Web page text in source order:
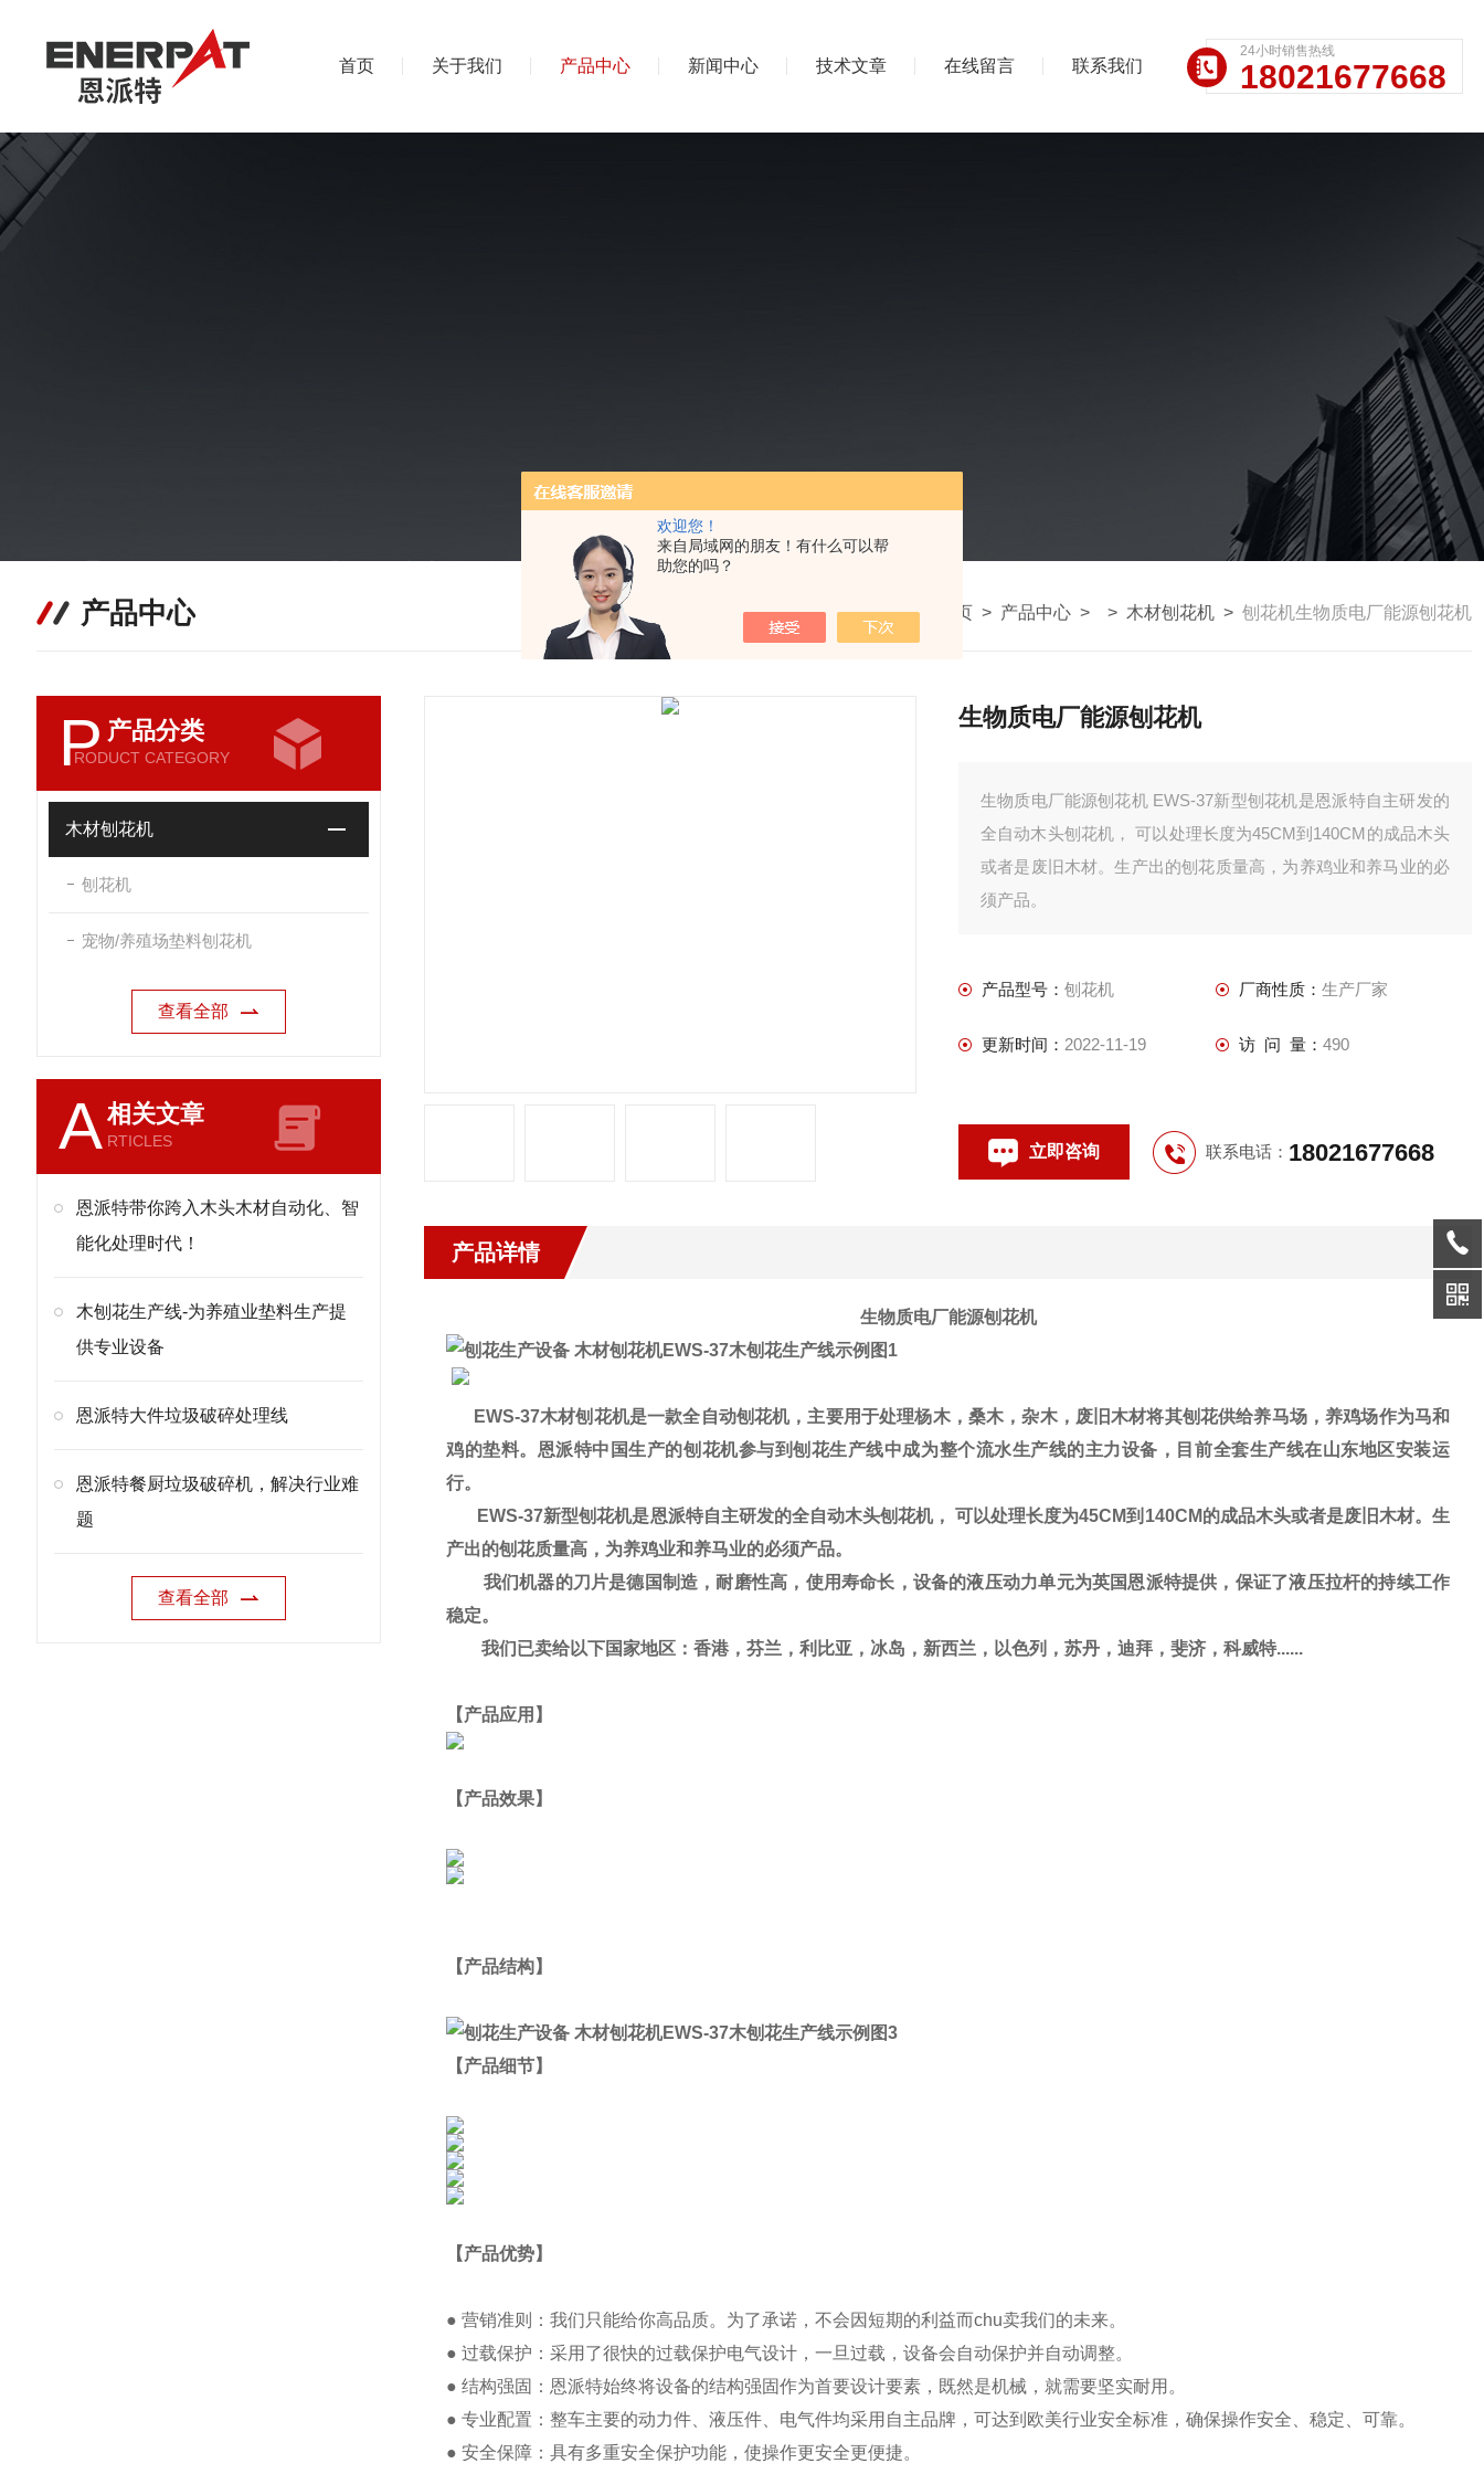
欢迎您！
来自局域网的朋友！有什么可以帮
助您的吗？
首页 关于我们 产品中心 新闻中心 技术文章 在线留言 联系我们
24小时销售热线
18021677668
产品中心 我的位置： 首页 > 产品中心 > > 木材刨花机 > 刨花机生物质电厂能源刨花机
P 产品分类
RODUCT CATEGORY
木材刨花机
刨花机
宠物/养殖场垫料刨花机
查看全部
A相关文章
RTICLES
恩派特带你跨入木头木材自动化、智
能化处理时代！
木刨花生产线-为养殖业垫料生产提
供专业设备
恩派特大件垃圾破碎处理线
恩派特餐厨垃圾破碎机，解决行业难
题
查看全部
生物质电厂能源刨花机
生物质电厂能源刨花机 EWS-37新型刨花机是恩派特自主研发的
全自动木头刨花机， 可以处理长度为45CM到140CM的成品木头
或者是废旧木材。生产出的刨花质量高，为养鸡业和养马业的必
须产品。
产品型号： 刨花机 厂商性质： 生产厂家
更新时间： 2022-11-19 访 问 量： 490
立即咨询 联系电话： 18021677668
产品详情
生物质电厂能源刨花机
EWS-37木材刨花机是一款全自动刨花机，主要用于处理杨木，桑木，杂木，废旧木材将其刨花供给养马场，养鸡场作为马和
鸡的垫料。恩派特中国生产的刨花机参与到刨花生产线中成为整个流水生产线的主力设备，目前全套生产线在山东地区安装运
行。
EWS-37新型刨花机是恩派特自主研发的全自动木头刨花机， 可以处理长度为45CM到140CM的成品木头或者是废旧木材。生
产出的刨花质量高，为养鸡业和养马业的必须产品。
我们机器的刀片是德国制造，耐磨性高，使用寿命长，设备的液压动力单元为英国恩派特提供，保证了液压拉杆的持续工作
稳定。
我们已卖给以下国家地区 ： 香港 ， 芬兰 ， 利比亚 ， 冰岛 ， 新西兰 ， 以色列 ， 苏丹 ， 迪拜 ， 斐济 ， 科威特......
【产品应用】
【产品效果】
【产品结构】
【产品细节】
【产品优势】
● 营销准则：我们只能给你高品质。为了承诺，不会因短期的利益而chu卖我们的未来。
● 过载保护：采用了很快的过载保护电气设计，一旦过载，设备会自动保护并自动调整。
● 结构强固：恩派特始终将设备的结构强固作为首要设计要素，既然是机械，就需要坚实耐用。
● 专业配置：整车主要的动力件、液压件、电气件均采用自主品牌，可达到欧美行业安全标准，确保操作安全、稳定、可靠。
● 安全保障：具有多重安全保护功能，使操作更安全更便捷。